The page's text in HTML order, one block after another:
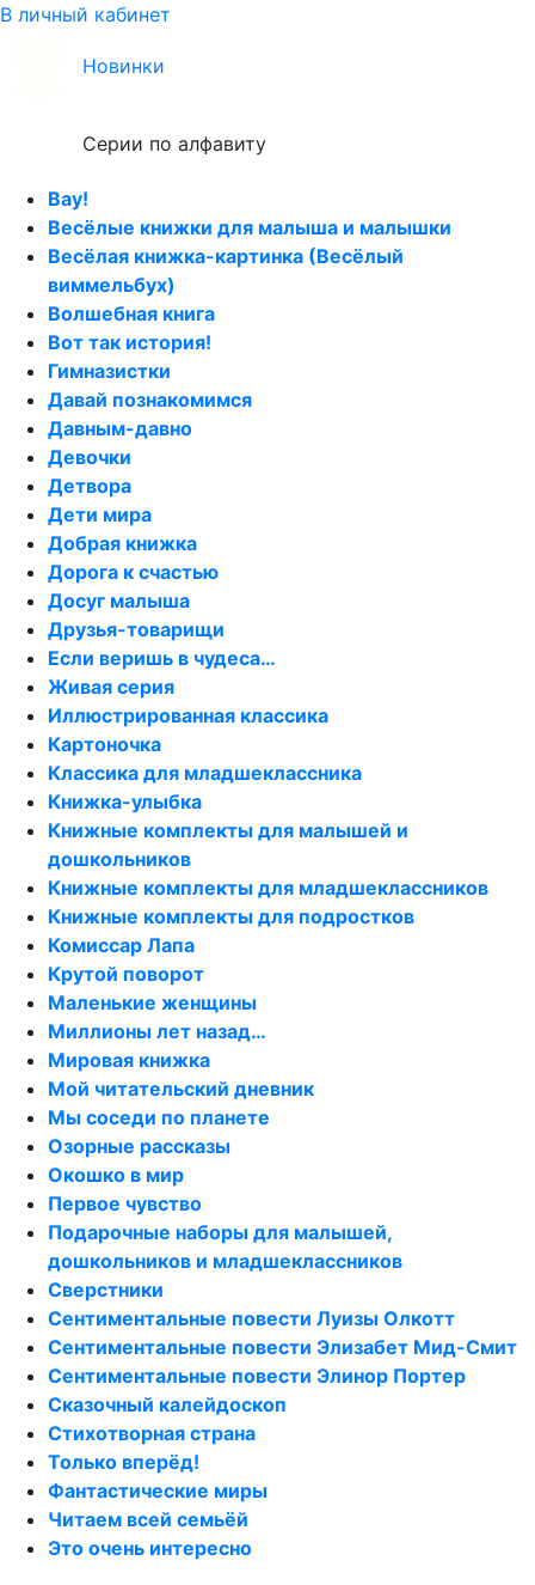
В личный кабинет
Новинки
Серии по алфавиту
Вау!
Весёлые книжки для малыша и малышки
Весёлая книжка-картинка (Весёлый
виммельбух)
Волшебная книга
Вот так история!
Гимназистки
Давай познакомимся
Давным-давно
Девочки
Детвора
Дети мира
Добрая книжка
Дорога к счастью
Досуг малыша
Друзья-товарищи
Если веришь в чудеса…
Живая серия
Иллюстрированная классика
Картоночка
Классика для младшеклассника
Книжка-улыбка
Книжные комплекты для малышей и
дошкольников
Книжные комплекты для младшеклассников
Книжные комплекты для подростков
Комиссар Лапа
Крутой поворот
Маленькие женщины
Миллионы лет назад…
Мировая книжка
Мой читательский дневник
Мы соседи по планете
Озорные рассказы
Окошко в мир
Первое чувство
Подарочные наборы для малышей,
дошкольников и младшеклассников
Сверстники
Сентиментальные повести Луизы Олкотт
Сентиментальные повести Элизабет Мид-Смит
Сентиментальные повести Элинор Портер
Сказочный калейдоскоп
Стихотворная страна
Только вперёд!
Фантастические миры
Читаем всей семьёй
Это очень интересно